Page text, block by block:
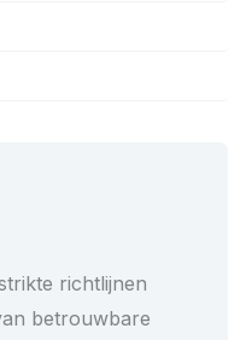
richtlijnen
betrouwbare